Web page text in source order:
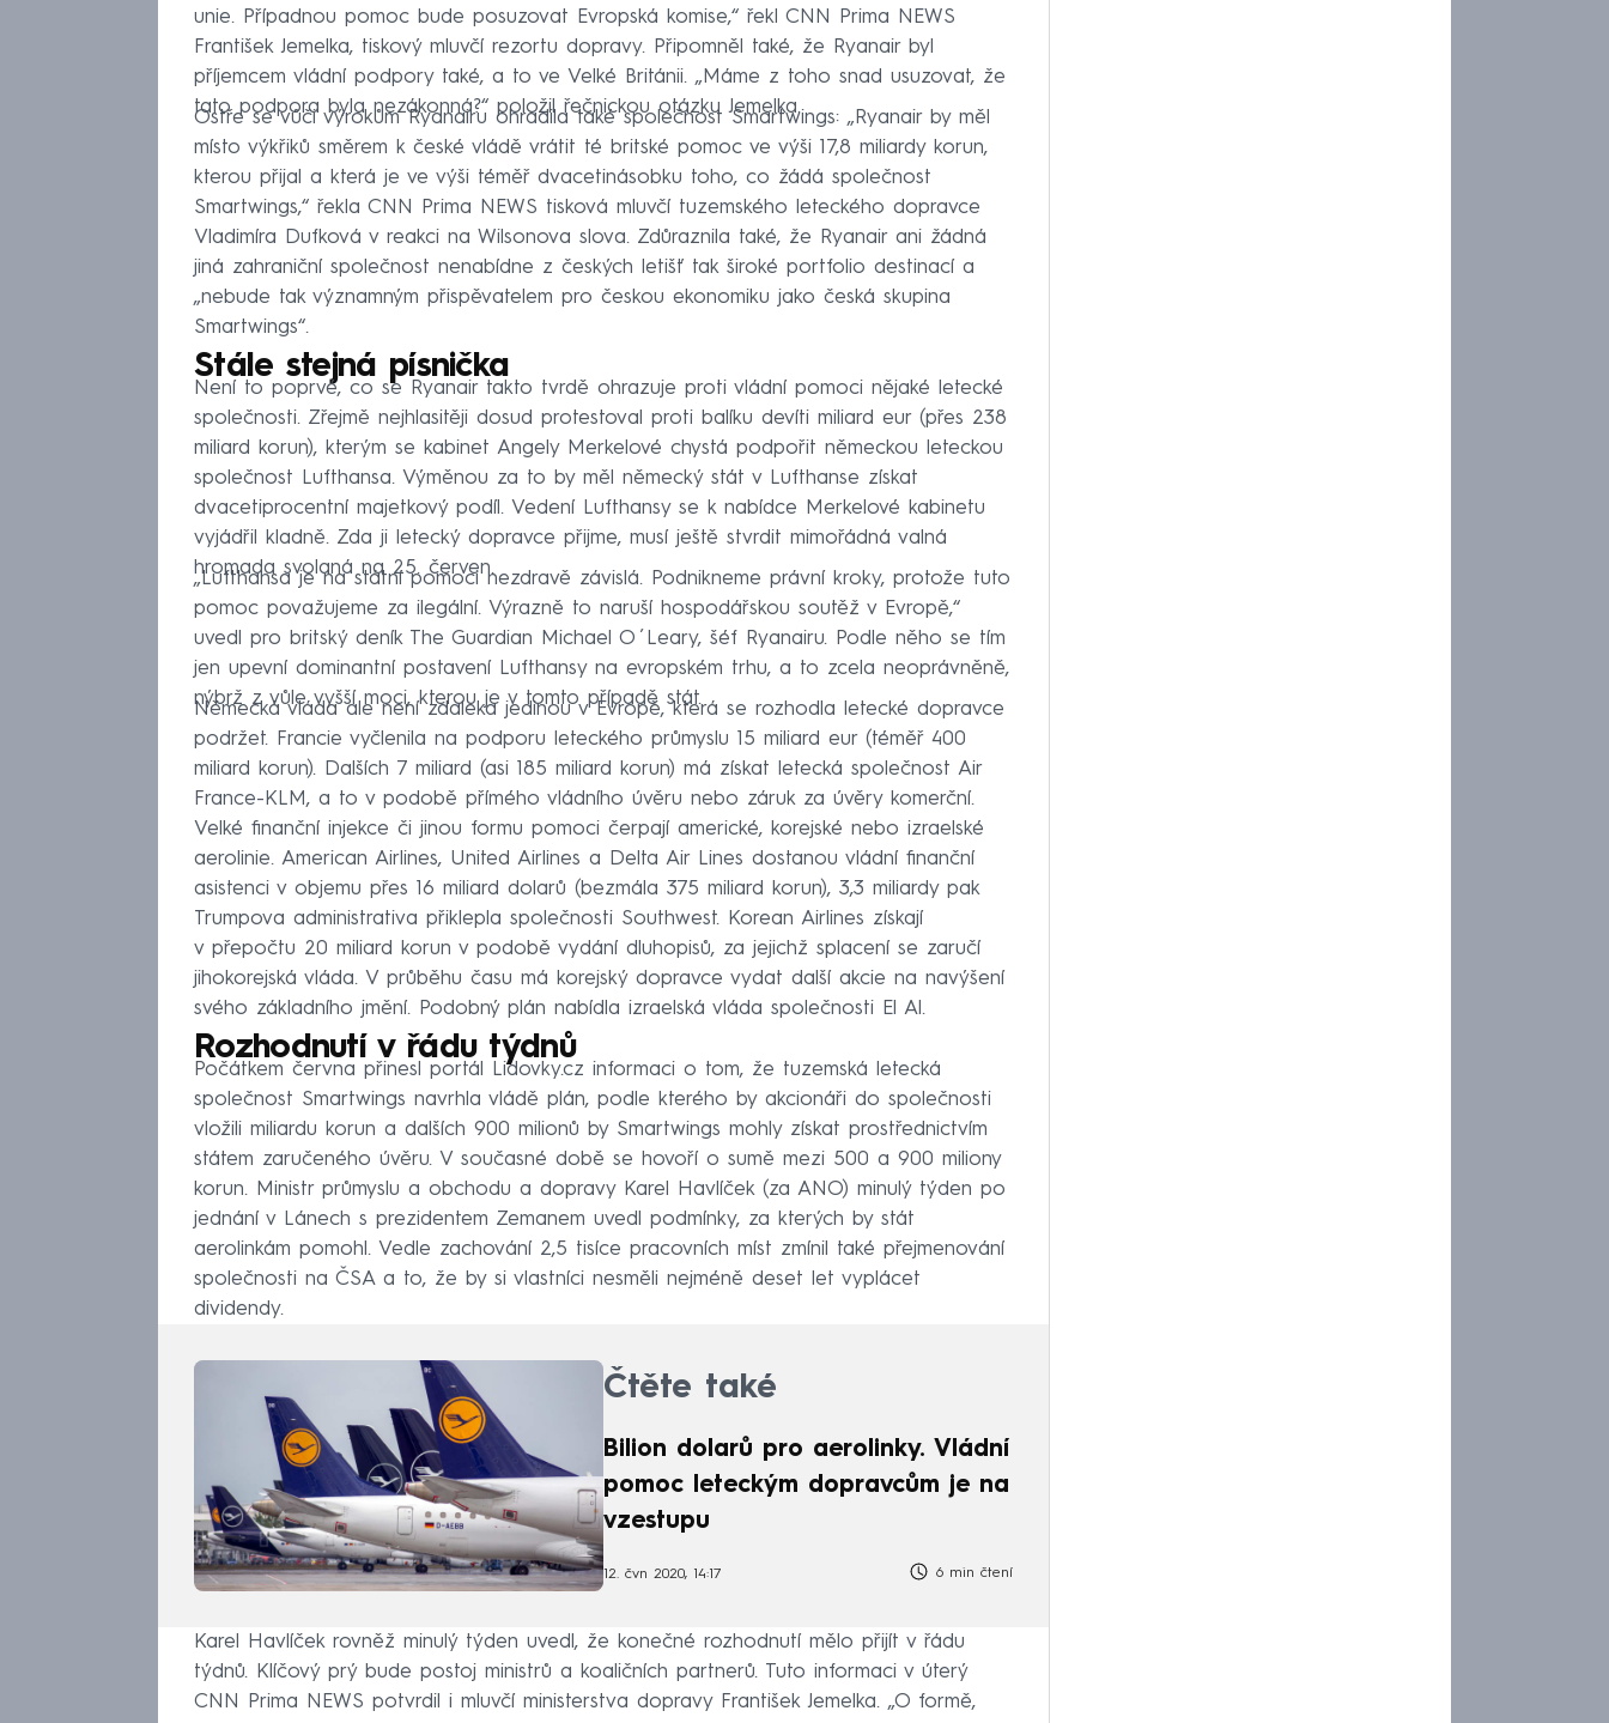
unie. Případnou pomoc bude posuzovat Evropská komise,“ řekl CNN Prima NEWS
František Jemelka, tiskový mluvčí rezortu dopravy. Připomněl také, že Ryanair byl
příjemcem vládní podpory také, a to ve Velké Británii. „Máme z toho snad usuzovat, že
tato podpora byla nezákonná?“ položil řečnickou otázku Jemelka.
Ostře se vůči výrokům Ryanairu ohradila také společnost Smartwings: „Ryanair by měl
místo výkřiků směrem k české vládě vrátit té britské pomoc ve výši 17,8 miliardy korun,
kterou přijal a která je ve výši téměř dvacetinásobku toho, co žádá společnost
Smartwings,“ řekla CNN Prima NEWS tisková mluvčí tuzemského leteckého dopravce
Vladimíra Dufková v reakci na Wilsonova slova. Zdůraznila také, že Ryanair ani žádná
jiná zahraniční společnost nenabídne z českých letišť tak široké portfolio destinací a
„nebude tak významným přispěvatelem pro českou ekonomiku jako česká skupina
Smartwings“.
Stále stejná písnička
Není to poprvé, co se Ryanair takto tvrdě ohrazuje proti vládní pomoci nějaké letecké
společnosti. Zřejmě nejhlasitěji dosud protestoval proti balíku devíti miliard eur (přes 238
miliard korun), kterým se kabinet Angely Merkelové chystá podpořit německou leteckou
společnost Lufthansa. Výměnou za to by měl německý stát v Lufthanse získat
dvacetiprocentní majetkový podíl. Vedení Lufthansy se k nabídce Merkelové kabinetu
vyjádřil kladně. Zda ji letecký dopravce přijme, musí ještě stvrdit mimořádná valná
hromada svolaná na 25. červen.
„Lufthansa je na státní pomoci nezdravě závislá. Podnikneme právní kroky, protože tuto
pomoc považujeme za ilegální. Výrazně to naruší hospodářskou soutěž v Evropě,“
uvedl pro britský deník The Guardian Michael O´Leary, šéf Ryanairu. Podle něho se tím
jen upevní dominantní postavení Lufthansy na evropském trhu, a to zcela neoprávněně,
nýbrž z vůle vyšší moci, kterou je v tomto případě stát.
Německá vláda ale není zdaleka jedinou v Evropě, která se rozhodla letecké dopravce
podržet. Francie vyčlenila na podporu leteckého průmyslu 15 miliard eur (téměř 400
miliard korun). Dalších 7 miliard (asi 185 miliard korun) má získat letecká společnost Air
France-KLM, a to v podobě přímého vládního úvěru nebo záruk za úvěry komerční.
Velké finanční injekce či jinou formu pomoci čerpají americké, korejské nebo izraelské
aerolinie. American Airlines, United Airlines a Delta Air Lines dostanou vládní finanční
asistenci v objemu přes 16 miliard dolarů (bezmála 375 miliard korun), 3,3 miliardy pak
Trumpova administrativa přiklepla společnosti Southwest. Korean Airlines získají
v přepočtu 20 miliard korun v podobě vydání dluhopisů, za jejichž splacení se zaručí
jihokorejská vláda. V průběhu času má korejský dopravce vydat další akcie na navýšení
svého základního jmění. Podobný plán nabídla izraelská vláda společnosti El Al.
Rozhodnutí v řádu týdnů
Počátkem června přinesl portál Lidovky.cz informaci o tom, že tuzemská letecká
společnost Smartwings navrhla vládě plán, podle kterého by akcionáři do společnosti
vložili miliardu korun a dalších 900 milionů by Smartwings mohly získat prostřednictvím
státem zaručeného úvěru. V současné době se hovoří o sumě mezi 500 a 900 miliony
korun. Ministr průmyslu a obchodu a dopravy Karel Havlíček (za ANO) minulý týden po
jednání v Lánech s prezidentem Zemanem uvedl podmínky, za kterých by stát
aerolinkám pomohl. Vedle zachování 2,5 tisíce pracovních míst zmínil také přejmenování
společnosti na ČSA a to, že by si vlastníci nesměli nejméně deset let vyplácet
dividendy.
Čtěte také
Bilion dolarů pro aerolinky. Vládní
pomoc leteckým dopravcům je na
vzestupu
12. čvn 2020, 14:17 6 min čtení
Karel Havlíček rovněž minulý týden uvedl, že konečné rozhodnutí mělo přijít v řádu
týdnů. Klíčový prý bude postoj ministrů a koaličních partnerů. Tuto informaci v úterý
CNN Prima NEWS potvrdil i mluvčí ministerstva dopravy František Jemelka. „O formě,